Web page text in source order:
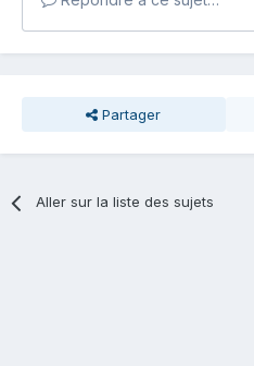
Partager
Aller sur la liste des sujets